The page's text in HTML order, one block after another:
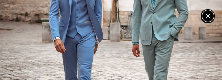
SUMMER SALE: 25% t/m 50% korting op heel veel zomerse items!
McGregor V-Neck Pullover Light Olive
(MM999.1201.01 - 5101)
Aan verlanglijst toevoegen